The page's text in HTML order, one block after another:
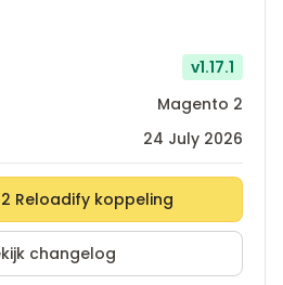
v1.17.1
Magento 2
24 July 2026
Reloadify koppeling
changelog